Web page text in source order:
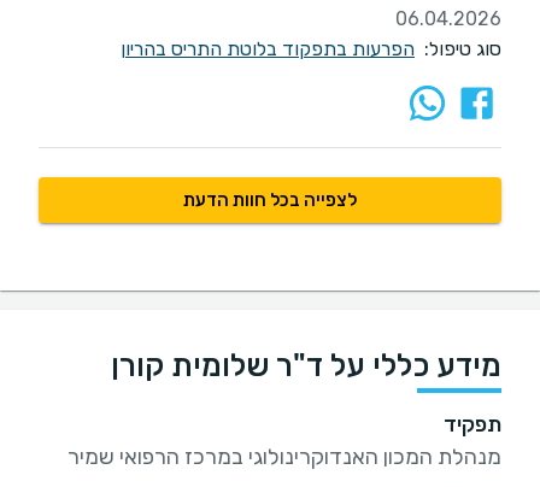
06.04.2026
סוג טיפול: הפרעות בתפקוד בלוטת התריס בהריון
לצפייה בכל חוות הדעת
מידע כללי על ד"ר שלומית קורן
תפקיד
מנהלת המכון האנדוקרינולוגי במרכז הרפואי שמיר